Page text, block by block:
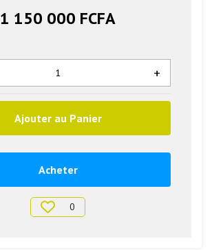
1 150 000 FCFA
+
Ajouter au Panier
Acheter
0